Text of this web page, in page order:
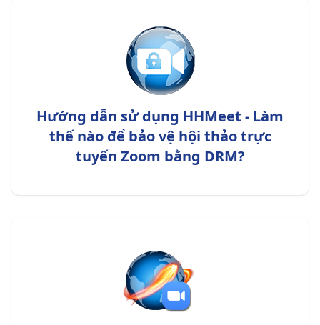
Hướng dẫn sử dụng HHMeet - Làm
thế nào để bảo vệ hội thảo trực
tuyến Zoom bằng DRM?